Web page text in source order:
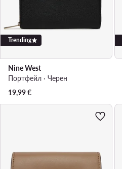
Trending
Nine West
Портфейл · Черен
19,99€